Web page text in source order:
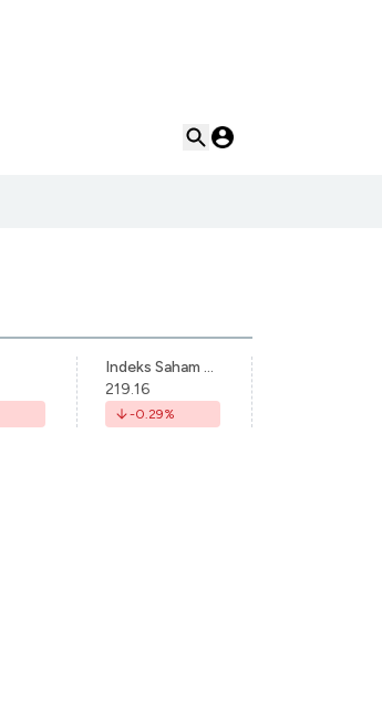
Indeks Saham Syariah Indonesia
219.16
-0.29%